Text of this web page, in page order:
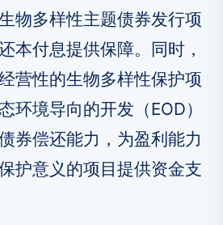
物多样性主题债券发行项
本付息提供保障。同时，
营性的生物多样性保护项
环境导向的开发（EOD）
券偿还能力，为盈利能力
护意义的项目提供资金支